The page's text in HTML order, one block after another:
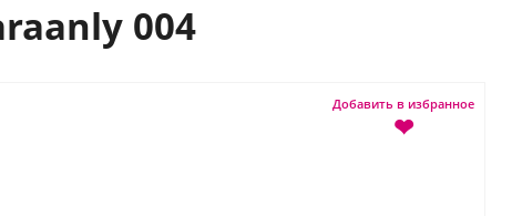
004
Добавить в избранное
❤